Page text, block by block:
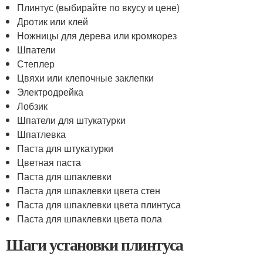
Плинтус (выбирайте по вкусу и цене)
Дротик или клей
Ножницы для дерева или кромкорез
Шпатели
Степлер
Цвяхи или клепочные заклепки
Электродрейка
Лобзик
Шпатели для штукатурки
Шпатлевка
Паста для штукатурки
Цветная паста
Паста для шпаклевки
Паста для шпаклевки цвета стен
Паста для шпаклевки цвета плинтуса
Паста для шпаклевки цвета пола
Шаги установки плинтуса